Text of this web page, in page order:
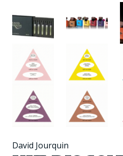
David Jourquin